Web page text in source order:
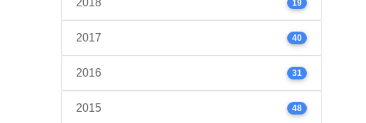
19
2017 40
2016 31
2015 48